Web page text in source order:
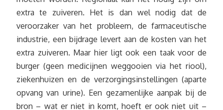
extra te zuiveren. Het is dan wel nodig dat de
veroorzaker van het probleem, de farmaceutische
industrie, een bijdrage levert aan de kosten van het
extra zuiveren. Maar hier ligt ook een taak voor de
burger (geen medicijnen weggooien via het riool),
ziekenhuizen en de verzorgingsinstellingen (aparte
opvang van urine). Een gezamenlijke aanpak bij de
bron – wat er niet in komt, hoeft er ook niet uit –